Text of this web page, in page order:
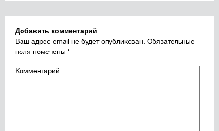
Добавить комментарий
Ваш адрес email не будет опубликован. Обязательные
поля помечены*
Комментарий